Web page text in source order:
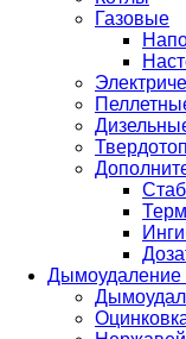
Газовые
Дымоудаление